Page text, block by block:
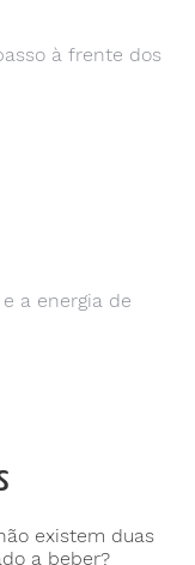
à frente dos
a energia de
existem duas
a beber?